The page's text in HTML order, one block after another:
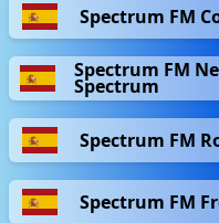
Spectrum FM
Spectrum FM
Spectrum
Spectrum FM
Spectrum FM